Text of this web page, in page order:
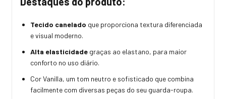
Tecido canelado que proporciona textura diferenciada
e visual moderno.
Alta elasticidade graças ao elastano, para maior
conforto no uso diário.
Cor Vanilla, um tom neutro e sofisticado que combina
facilmente com diversas peças do seu guarda-roupa.